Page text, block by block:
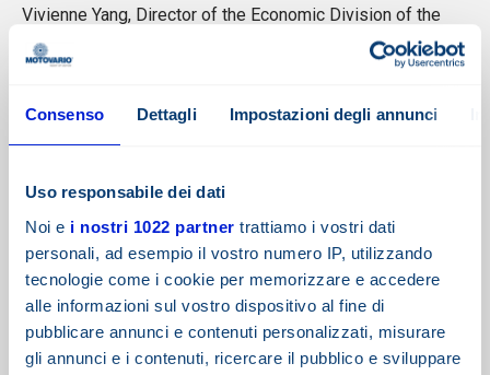
Consenso Dettagli Impostazioni degli annunci
Uso responsabile dei dati
Noi e i nostri 1022 partner trattiamo i vostri dati
personali, ad esempio il vostro numero IP, utilizzando
tecnologie come i cookie per memorizzare e accedere
alle informazioni sul vostro dispositivo al fine di
pubblicare annunci e contenuti personalizzati, misurare
gli annunci e i contenuti, ricercare il pubblico e sviluppare
Vivienne Yang, Director of the Economic Division of the
Taipei Representative Office in Italy, once again, thereby
strengthening our fruitful cooperation.
“We would like to extend our heartfelt thanks to the
authorities present who have facilitated this vital
Foreign Affairs, Dr Lin Chia-Lung, and the President of
Confindustria Lombardia, Giuseppe Pasini,” commented
Franco Pacini
For Motovario and the TECO Group, ongoing dialogue
between the Italian and Taiwanese industrial sectors
remains a key strategic pillar.